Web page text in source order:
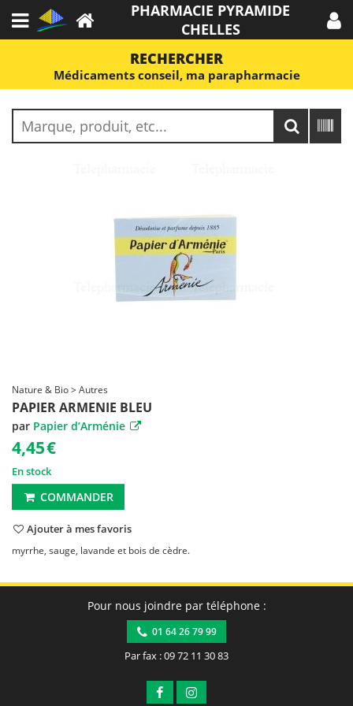
PHARMACIE PYRAMIDE
CHELLES
RECHERCHER
Médicaments conseil, ma parapharmacie
Nature & Bio > Autres
PAPIER ARMENIE BLEU
par Papier d’Arménie
4,45€
En stock
COMMANDER
Ajouter à mes favoris
myrrhe, sauge, lavande et bois de cèdre.
Pour nous joindre par téléphone :
01 64 26 79 99
Par fax : 09 72 11 30 83